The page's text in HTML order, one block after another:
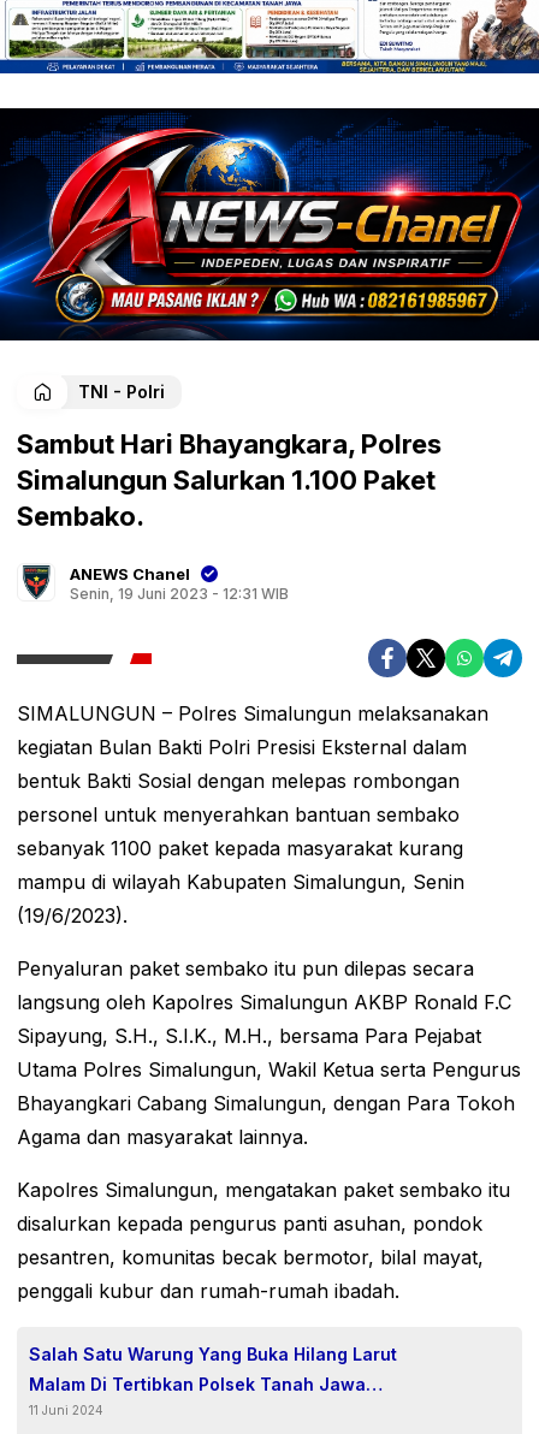
TNI - Polri
Sambut Hari Bhayangkara, Polres
Simalungun Salurkan 1.100 Paket
Sembako.
ANEWS Chanel
Senin, 19 Juni 2023 - 12:31 WIB
SIMALUNGUN – Polres Simalungun melaksanakan
kegiatan Bulan Bakti Polri Presisi Eksternal dalam
bentuk Bakti Sosial dengan melepas rombongan
personel untuk menyerahkan bantuan sembako
sebanyak 1100 paket kepada masyarakat kurang
mampu di wilayah Kabupaten Simalungun, Senin
(19/6/2023).
Penyaluran paket sembako itu pun dilepas secara
langsung oleh Kapolres Simalungun AKBP Ronald F.C
Sipayung, S.H., S.I.K., M.H., bersama Para Pejabat
Utama Polres Simalungun, Wakil Ketua serta Pengurus
Bhayangkari Cabang Simalungun, dengan Para Tokoh
Agama dan masyarakat lainnya.
Kapolres Simalungun, mengatakan paket sembako itu
disalurkan kepada pengurus panti asuhan, pondok
pesantren, komunitas becak bermotor, bilal mayat,
penggali kubur dan rumah-rumah ibadah.
Salah Satu Warung Yang Buka Hilang Larut
Malam Di Tertibkan Polsek Tanah Jawa
Resor Simalungun.
11 Juni 2024